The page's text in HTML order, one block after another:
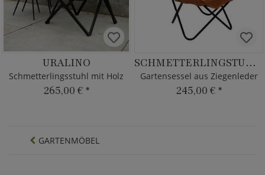
URALINO
Schmetterlingsstuhl mit Holz
265,00 € *
SCHMETTERLINGSTUHL SUR
Gartensessel aus Ziegenleder
245,00 € *
GARTENMÖBEL